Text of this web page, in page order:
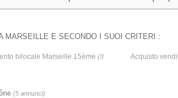
MARSEILLE E SECONDO I SUOI CRITERI :
bilocale Marseille 15ème (3 Acquisto
(5 annunci)